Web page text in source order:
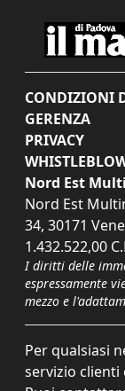
CONDIZIONI
GERENZA
PRIVACY
Nord Est
Nord Est
34, 30171
1.432.522,00
I diritti delle
espressamente
mezzo e
Per qualsiasi
servizio clienti